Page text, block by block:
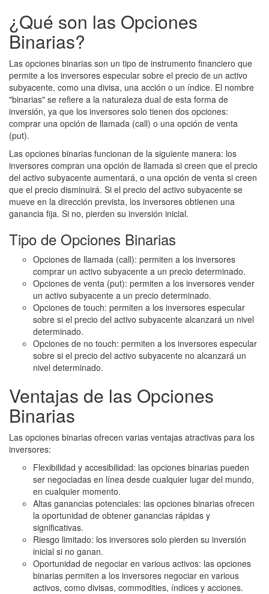
¿Qué son las Opciones
Binarias?
Las opciones binarias son un tipo de instrumento financiero que
permite a los inversores especular sobre el precio de un activo
subyacente, como una divisa, una acción o un índice. El nombre
"binarias" se refiere a la naturaleza dual de esta forma de
inversión, ya que los inversores solo tienen dos opciones:
comprar una opción de llamada (call) o una opción de venta
(put).
Las opciones binarias funcionan de la siguiente manera: los
inversores compran una opción de llamada si creen que el precio
del activo subyacente aumentará, o una opción de venta si creen
que el precio disminuirá. Si el precio del activo subyacente se
mueve en la dirección prevista, los inversores obtienen una
ganancia fija. Si no, pierden su inversión inicial.
Tipo de Opciones Binarias
Opciones de llamada (call): permiten a los inversores
comprar un activo subyacente a un precio determinado.
Opciones de venta (put): permiten a los inversores vender
un activo subyacente a un precio determinado.
Opciones de touch: permiten a los inversores especular
sobre si el precio del activo subyacente alcanzará un nivel
determinado.
Opciones de no touch: permiten a los inversores especular
sobre si el precio del activo subyacente no alcanzará un
nivel determinado.
Ventajas de las Opciones
Binarias
Las opciones binarias ofrecen varias ventajas atractivas para los
inversores:
Flexibilidad y accesibilidad: las opciones binarias pueden
ser negociadas en línea desde cualquier lugar del mundo,
en cualquier momento.
Altas ganancias potenciales: las opciones binarias ofrecen
la oportunidad de obtener ganancias rápidas y
significativas.
Riesgo limitado: los inversores solo pierden su inversión
inicial si no ganan.
Oportunidad de negociar en various activos: las opciones
binarias permiten a los inversores negociar en various
activos, como divisas, commodities, índices y acciones.